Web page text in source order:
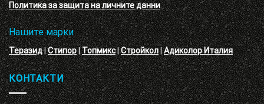
Политика за защита на личните данни
Нашите марки
Теразид|Стипор|Топмикс|Стройкол|Адиколор Италия
КОНТАКТИ